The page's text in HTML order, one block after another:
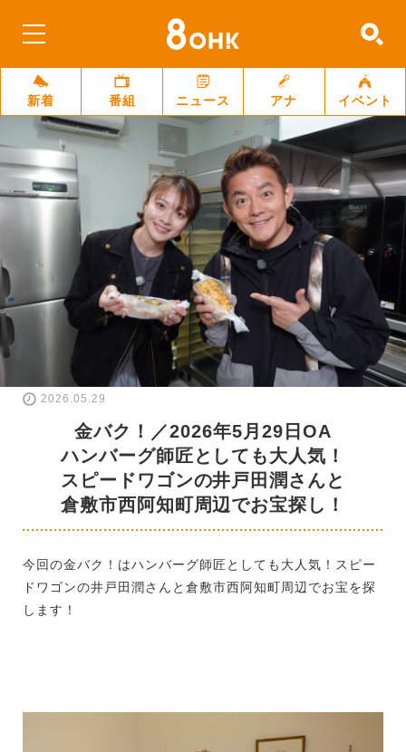
新着 番組 ニュース アナ イベント
2026.05.29
金バク！／2026年5月29日OA
ハンバーグ師匠としても大人気！
スピードワゴンの井戸田潤さんと
倉敷市西阿知町周辺でお宝探し！
今回の金バク！はハンバーグ師匠としても大人気！スピー
ドワゴンの井戸田潤さんと倉敷市西阿知町周辺でお宝を探
します！